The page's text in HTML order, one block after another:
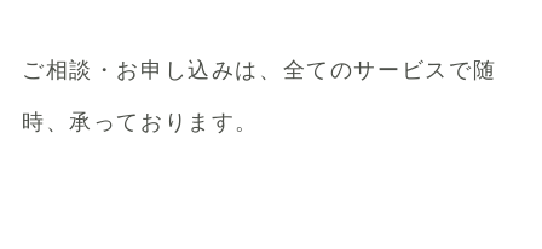
ご相談・お申し込みは、全てのサービスで随
時、承っております。